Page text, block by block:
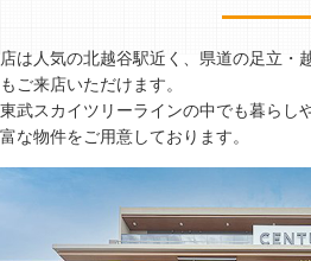
店は人気の北越谷駅近く、県道の足立・
もご来店いただけます。
東武スカイツリーラインの中でも暮らし
富な物件をご用意しております。